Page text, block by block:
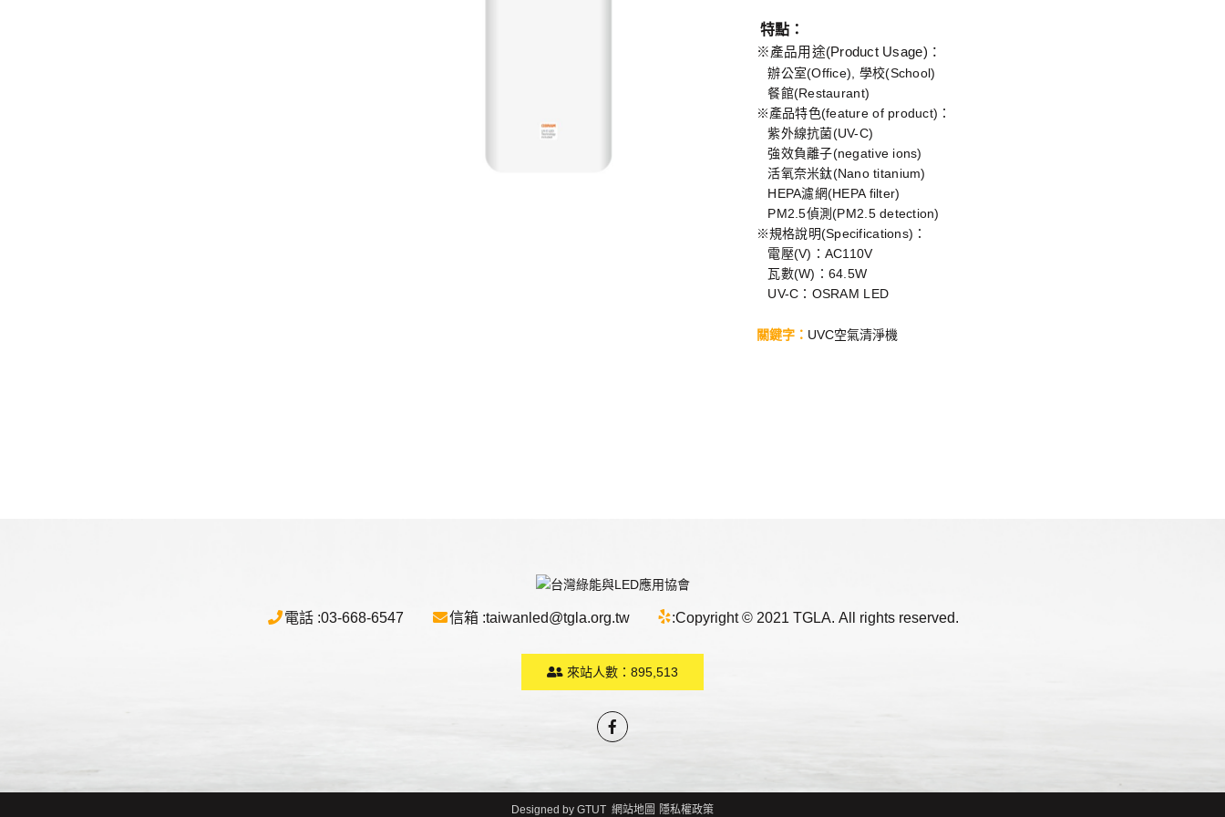
特點：
※產品用途(Product Usage)：
辦公室(Office), 學校(School)
餐館(Restaurant)
※產品特色(feature of product)：
紫外線抗菌(UV-C)
強效負離子(negative ions)
活氧奈米鈦(Nano titanium)
HEPA濾網(HEPA filter)
PM2.5偵測(PM2.5 detection)
※規格說明(Specifications)：
電壓(V)：AC110V
瓦數(W)：64.5W
UV-C：OSRAM LED
關鍵字： UVC空氣清淨機
電話 :03-668-6547 信箱 :taiwanled@tgla.org.tw :Copyright © 2021 TGLA. All rights reserved.
來站人數： 895,513
Designed by GTUT 網站地圖 隱私權政策